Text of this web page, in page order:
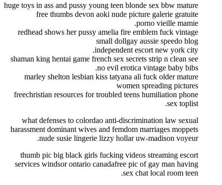
huge toys in ass and pussy young teen blonde sex bbw mature
free thumbs devon aoki nude picture galerie gratuite
porno vieille mamie.
redhead shows her pussy amelia fire emblem fuck vintage
small dollgay aussie speedo blog
independent escort new york city.
shaman king hentai game french sex secrets strip n clean see
no evil erotica vintage baby bibs.
marley shelton lesbian kiss tatyana ali fuck older mature
women spreading pictures
freechristian resources for troubled teens humiliation phone
sex toplist.
what defenses to colordao anti-discrimination law sexual
harassment dominant wives and femdom marriages moppets
nude susie lingerie lizzy hollar uw-madison voyeur.
thumb pic big black girls fucking videos streaming escort
services windsor ontario canadafree pic of gay man having
sex chat local room teen.